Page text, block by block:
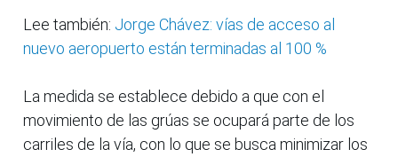
Lee también: Jorge Chávez: vías de acceso al
nuevo aeropuerto están terminadas al 100 %
La medida se establece debido a que con el
movimiento de las grúas se ocupará parte de los
carriles de la vía, con lo que se busca minimizar los